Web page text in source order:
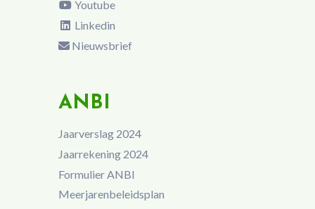
Youtube
Linkedin
Nieuwsbrief
ANBI
Jaarverslag 2024
Jaarrekening 2024
Formulier ANBI
Meerjarenbeleidsplan